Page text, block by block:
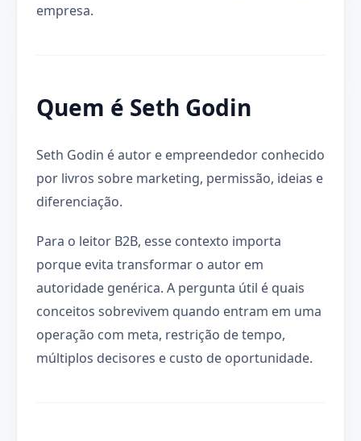
empresa.
Quem é Seth Godin
Seth Godin é autor e empreendedor conhecido
por livros sobre marketing, permissão, ideias e
diferenciação.
Para o leitor B2B, esse contexto importa
porque evita transformar o autor em
autoridade genérica. A pergunta útil é quais
conceitos sobrevivem quando entram em uma
operação com meta, restrição de tempo,
múltiplos decisores e custo de oportunidade.